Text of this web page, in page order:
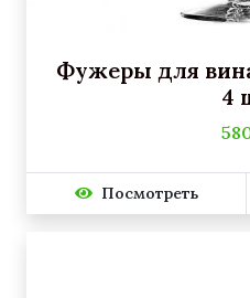
Фужеры для
4
Посмотреть